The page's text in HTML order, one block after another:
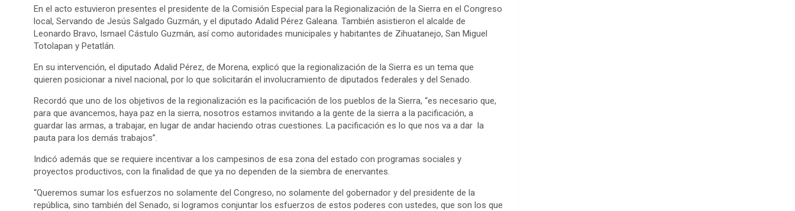
En el acto estuvieron presentes el presidente de la Comisión Especial para la Regionalización de la Sierra en el Congreso
local, Servando de Jesús Salgado Guzmán, y el diputado Adalid Pérez Galeana. También asistieron el alcalde de
Leonardo Bravo, Ismael Cástulo Guzmán, así como autoridades municipales y habitantes de Zihuatanejo, San Miguel
Totolapan y Petatlán.
En su intervención, el diputado Adalid Pérez, de Morena, explicó que la regionalización de la Sierra es un tema que
quieren posicionar a nivel nacional, por lo que solicitarán el involucramiento de diputados federales y del Senado.
Recordó que uno de los objetivos de la regionalización es la pacificación de los pueblos de la Sierra, “es necesario que,
para que avancemos, haya paz en la sierra, nosotros estamos invitando a la gente de la sierra a la pacificación, a
guardar las armas, a trabajar, en lugar de andar haciendo otras cuestiones. La pacificación es lo que nos va a dar la
pauta para los demás trabajos”.
Indicó además que se requiere incentivar a los campesinos de esa zona del estado con programas sociales y
proyectos productivos, con la finalidad de que ya no dependen de la siembra de enervantes.
“Queremos sumar los esfuerzos no solamente del Congreso, no solamente del gobernador y del presidente de la
república, sino también del Senado, si logramos conjuntar los esfuerzos de estos poderes con ustedes, que son los que